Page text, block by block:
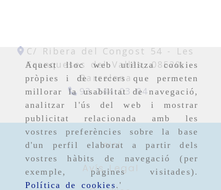
Aquest lloc web utilitza cookies
pròpies i de tercers que permeten
millorar la usabilitat de navegació,
analitzar l'ús del web i mostrar
publicitat relacionada amb les
vostres preferències sobre la base
d'un perfil elaborat a partir dels
vostres hàbits de navegació (per
exemple, pàgines visitades).
Política de cookies.'
C/ Ribera del Congost 54 -
Les
Franqueses del Vallés,08520,
Barcelona
93 244 03 04
Inici
Avís Legal